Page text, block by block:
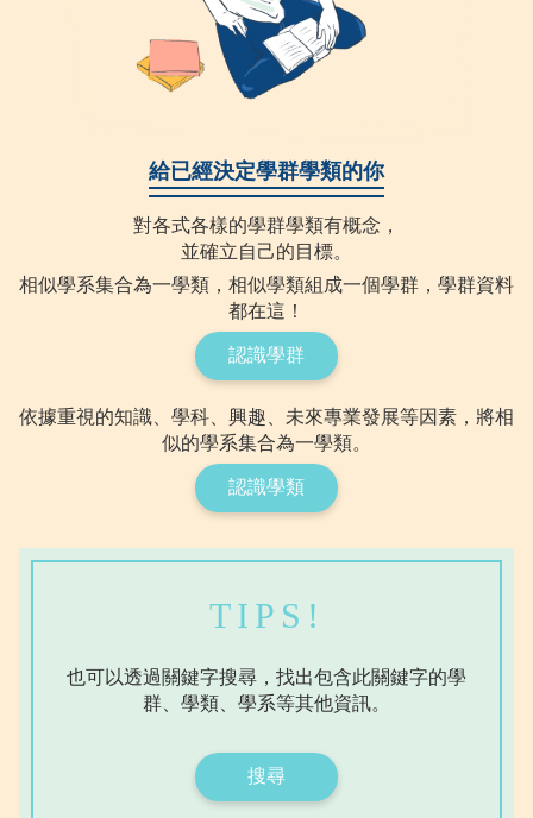
給已經決定學群學類的你
對各式各樣的學群學類有概念，
並確立自己的目標。
相似學系集合為一學類，相似學類組成一個學群，學群資料
都在這！
認識學群
依據重視的知識、學科、興趣、未來專業發展等因素，將相
似的學系集合為一學類。
認識學類
TIPS!
也可以透過關鍵字搜尋，找出包含此關鍵字的學
群、學類、學系等其他資訊。
搜尋